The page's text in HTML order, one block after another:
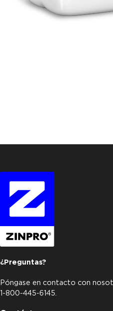
¿Preguntas?
Póngase en contacto con
1-800-445-6145.